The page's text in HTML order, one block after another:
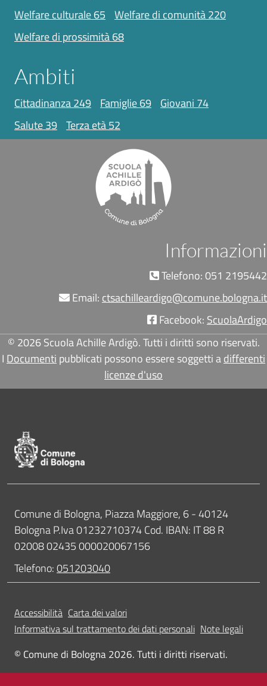
welfare culturale65 welfare di comunità220
welfare di prossimità68
Ambiti
cittadinanza249 famiglie69 giovani 74
salute39 terza età52
Informazioni
Telefono: 051 2195442
Email: ctsachilleardigo@comune.bologna.it
Facebook: ScuolaArdigo
© 2026 Scuola Achille Ardigò. Tutti i diritti sono riservati.
I Documenti pubblicati possono essere soggetti adifferenti
licenze d'uso
Contatti
Comune di Bologna, Piazza Maggiore, 6 - 40124
Bologna P.Iva 01232710374 Cod. IBAN: IT 88 R
02008 02435 000020067156
Telefono:051203040
Accessibilità Carta dei valori
Informativa sul trattamento dei dati personali Note legali
© Comune di Bologna 2026. Tutti i diritti riservati.